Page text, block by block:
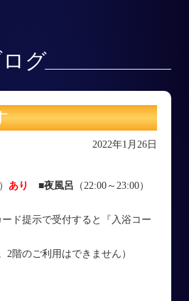
グ
2022年1月26日
あり ■夜風呂 （22:00～23:00）
ド提示で受付すると『入浴コー
2階のご利用はできません）